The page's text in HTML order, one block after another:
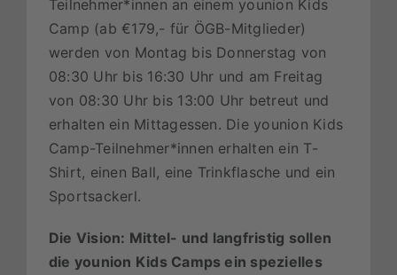
Teilnehmer*innen an einem younion Kids
Camp (ab €179,- für ÖGB-Mitglieder)
werden von Montag bis Donnerstag von
08:30 Uhr bis 16:30 Uhr und am Freitag
von 08:30 Uhr bis 13:00 Uhr betreut und
erhalten ein Mittagessen. Die younion Kids
Camp-Teilnehmer*innen erhalten ein T-
Shirt, einen Ball, eine Trinkflasche und ein
Sportsackerl.
Die Vision: Mittel- und langfristig sollen
die younion Kids Camps ein spezielles